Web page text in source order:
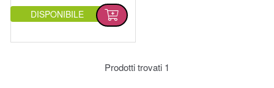
DOCG
DISPONIBILE
Prodotti trovati 1